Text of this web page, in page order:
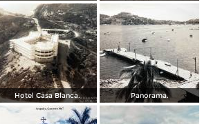
Hotel Casa Blanca. Panorama.